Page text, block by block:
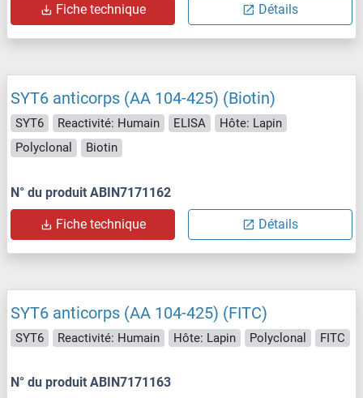
Fiche technique Détails
SYT6 anticorps (AA 104-425) (Biotin)
SYT6 Reactivité: Humain ELISA
Hôte: Lapin
Polyclonal
Biotin
N° du produit ABIN7171162
Fiche technique Détails
SYT6 anticorps (AA 104-425) (FITC)
SYT6 Reactivité: Humain Hôte: Lapin Polyclonal FITC
N° du produit ABIN7171163